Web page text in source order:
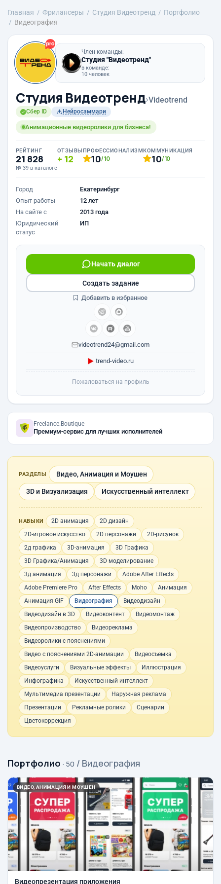
Главная Фрилансеры Студия Видеотренд
Портфолио
Видеография
Член команды:
Студия "Видеотренд"
в команде:
10 человек
Студия Видеотренд›Videotrend
Сбер ID Нейросаммари
Анимационные видеоролики для бизнеса!
РЕЙТИНГ
21 828
№ 39 в каталоге
ОТЗЫВЫ
12
ПРОФЕССИОНАЛИЗМ
10/10
КОММУНИКАЦИЯ
10/10
Город
Екатеринбург
Опыт работы
12 лет
На сайте с
2013 года
Юридический
статус
ИП
Начать диалог
videotrend24@gmail.com
trend-video.ru
Создать задание
Добавить в избранное
Пожаловаться на профиль
Freelance.Boutique
Премиум-сервис для лучших исполнителей
РАЗДЕЛЫ Видео, Анимация и Моушен
3D и Визуализация Искусственный интеллект
НАВЫКИ 2D анимация
2D дизайн
2D-игровое искусство
2D персонажи
2D-рисунок
2д графика
3D-анимация
3D Графика
3D Графика/Анимация
3D моделирование
3д анимация
3д персонажи
Adobe After Effects
Adobe Premiere Pro
After Effects Moho
Анимация
Анимация GIF
Видеография
Видеодизайн
Видеодизайн в 3D
Видеоконтент
Видеомонтаж
Видеопроизводство
Видеореклама
Видеоролики с пояснениями
Видео с пояснениями 2D-анимации
Видеосъемка
Видеоуслуги
Визуальные эффекты
Иллюстрация
Инфографика
Искусственный интеллект
Мультимедиа презентации
Наружная реклама
Презентации
Рекламные ролики
Сценарии
Цветокоррекция
Портфолио · 50 / Видеография
ВИДЕО, АНИМАЦИЯ И МОУШЕН
Видеопрезентация приложения